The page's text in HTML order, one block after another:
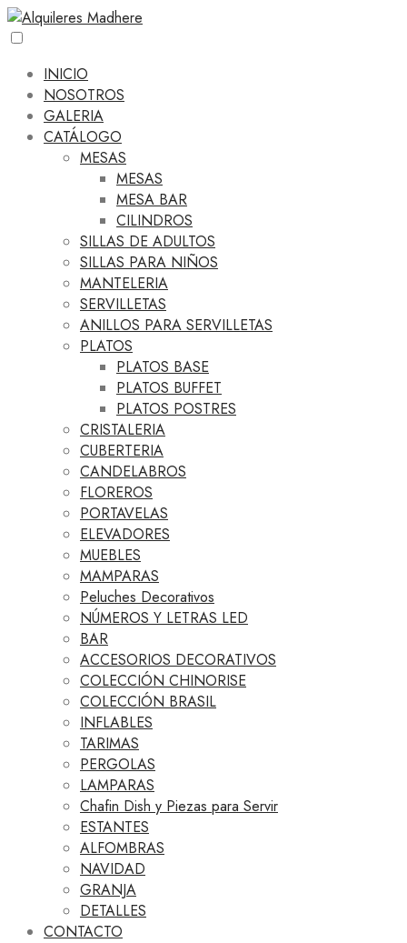
INICIO
NOSOTROS
GALERIA
CATÁLOGO
MESAS
MESAS
MESA BAR
CILINDROS
SILLAS DE ADULTOS
SILLAS PARA NIÑOS
MANTELERIA
SERVILLETAS
ANILLOS PARA SERVILLETAS
PLATOS
PLATOS BASE
PLATOS BUFFET
PLATOS POSTRES
CRISTALERIA
CUBERTERIA
CANDELABROS
FLOREROS
PORTAVELAS
ELEVADORES
MUEBLES
MAMPARAS
Peluches Decorativos
NÚMEROS Y LETRAS LED
BAR
ACCESORIOS DECORATIVOS
COLECCIÓN CHINORISE
COLECCIÓN BRASIL
INFLABLES
TARIMAS
PERGOLAS
LAMPARAS
Chafin Dish y Piezas para Servir
ESTANTES
ALFOMBRAS
NAVIDAD
GRANJA
DETALLES
CONTACTO